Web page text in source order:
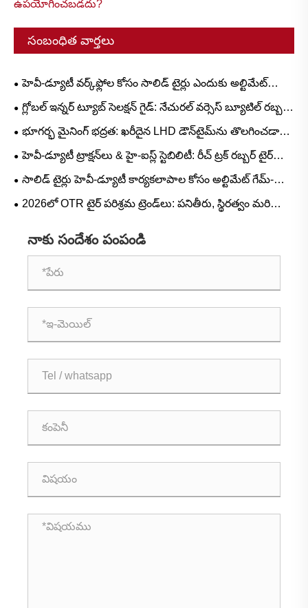
ఉపయోగించబడదు?
సంబంధిత వార్తలు
హెవీ-డ్యూటీ వర్క్‌ఫ్లోల కోసం సాలిడ్ టైర్లు ఎందుకు అల్టిమేట్
అప్‌గ్రేడ్?
గ్లోబల్ ఇన్నర్ ట్యూబ్ సెలక్షన్ గైడ్: నేచురల్ వర్సెస్ బ్యూటిల్ రబ్బర్
కోసం జనాదరణ పొందిన పరిమాణాలు మరియు దృశ్య-ఆధారిత
అప్లికేషన్‌లు
భూగర్భ మైనింగ్ భద్రత: ఖరీదైన LHD డౌన్‌టైమ్‌ను తొలగించడానికి
L-5S సిరీస్ టైర్లు ఎందుకు కీలకం
హెవీ-డ్యూటీ ట్రాక్షన్‌లు & హై-ఐస్ల్ స్టెబిలిటీ: రీచ్ ట్రక్ రబ్బర్ టైర్
డిమాండ్ ట్రెండ్‌లు మరియు ఆపరేషనల్ గైడ్
సాలిడ్ టైర్లు హెవీ-డ్యూటీ కార్యకలాపాల కోసం అల్టిమేట్ గేమ్-
ఛేంజర్‌గా ఉన్నాయా?
2026లో OTR టైర్ పరిశ్రమ ట్రెండ్‌లు: పనితీరు, స్థిరత్వం మరియు
నాకు సందేశం పంపండి